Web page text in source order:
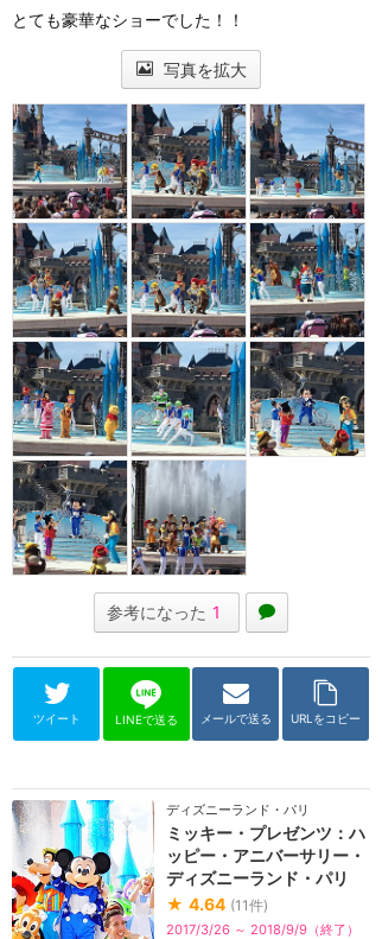
とても豪華なショーでした！！
写真を拡大
参考になった 1
ツイート LINEで送る メールで送る URLをコピー
ディズニーランド・パリ
ミッキー・プレゼンツ：ハ
ッピー・アニバーサリー・
ディズニーランド・パリ
★ 4.64 (11件)
2017/3/26 ～ 2018/9/9（終了）